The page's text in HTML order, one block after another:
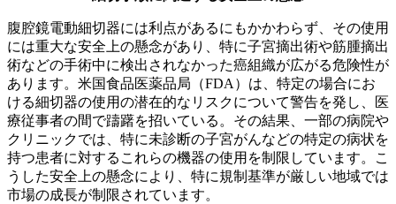
腹腔鏡電動細切器には利点があるにもかかわらず、その使用
には重大な安全上の懸念があり、特に子宮摘出術や筋腫摘出
術などの手術中に検出されなかった癌組織が広がる危険性が
あります。米国食品医薬品局（FDA）は、特定の場合にお
ける細切器の使用の潜在的なリスクについて警告を発し、医
療従事者の間で躊躇を招いている。その結果、一部の病院や
クリニックでは、特に未診断の子宮がんなどの特定の病状を
持つ患者に対するこれらの機器の使用を制限しています。こ
うした安全上の懸念により、特に規制基準が厳しい地域では
市場の成長が制限されています。